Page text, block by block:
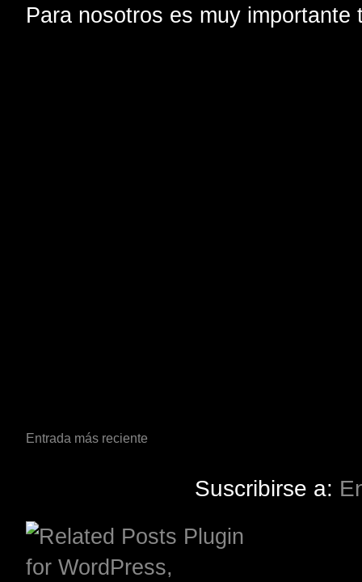
Para nosotros es muy
Entrada más reciente
Suscribirse a: